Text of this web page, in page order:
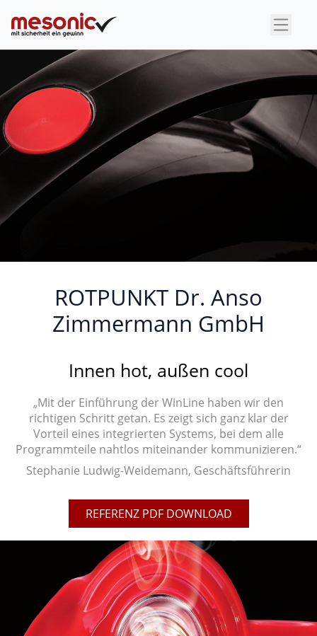
×
ROTPUNKT Dr. Anso
Zimmermann GmbH
Innen hot, außen cool
„Mit der Einführung der WinLine haben wir den
richtigen Schritt getan. Es zeigt sich ganz klar der
Vorteil eines integrierten Systems, bei dem alle
Programmteile nahtlos miteinander kommunizieren.“
Stephanie Ludwig-Weidemann, Geschäftsführerin
REFERENZ PDF DOWNLOAD